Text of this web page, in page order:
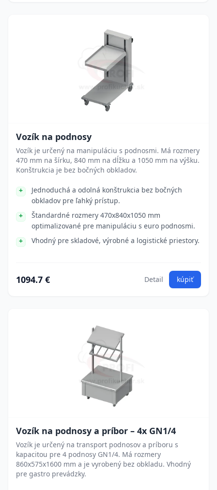
Vozík na podnosy
Vozík je určený na manipuláciu s podnosmi. Má rozmery
470 mm na šírku, 840 mm na dĺžku a 1050 mm na výšku.
Konštrukcia je bez bočných obkladov.
Jednoduchá a odolná konštrukcia bez bočných
obkladov pre ľahký prístup.
Štandardné rozmery 470x840x1050 mm
optimalizované pre manipuláciu s euro podnosmi.
Vhodný pre skladové, výrobné a logistické priestory.
1094.7 € Detail kúpiť
Vozík na podnosy a príbor – 4x GN1/4
Vozík je určený na transport podnosov a príboru s
kapacitou pre 4 podnosy GN1/4. Má rozmery
860x575x1600 mm a je vyrobený bez obkladu. Vhodný
pre gastro prevádzky.